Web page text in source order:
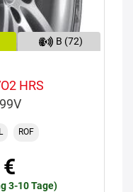
B (72)
HRS
ROF
3-10 Tage)